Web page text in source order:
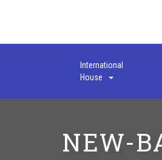
International
House
NEW-